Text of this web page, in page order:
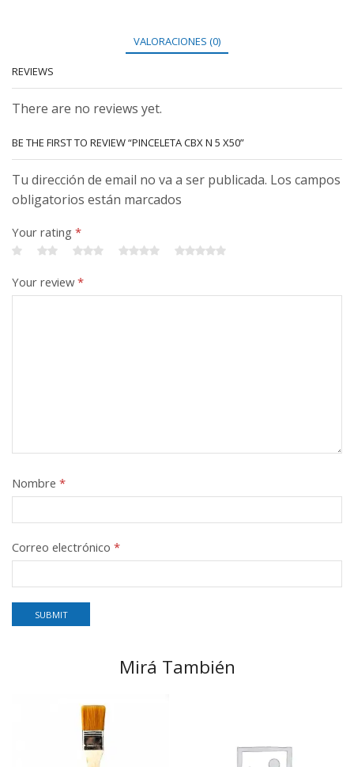
VALORACIONES (0)
REVIEWS
There are no reviews yet.
BE THE FIRST TO REVIEW “PINCELETA CBX N 5 X50”
Tu dirección de email no va a ser publicada. Los campos
obligatorios están marcados
Your rating *
Your review*
Nombre *
Correo electrónico *
Mirá También